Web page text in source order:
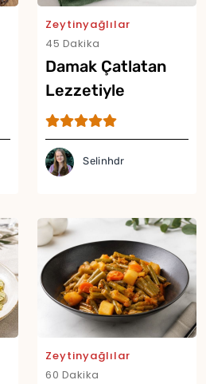
Zeytinyağlılar
45 Dakika
Damak Çatlatan
Lezzetiyle
Zeytinyağlı Bebek
Kabak Tarifi
Selinhdr
Zeytinyağlılar
60 Dakika